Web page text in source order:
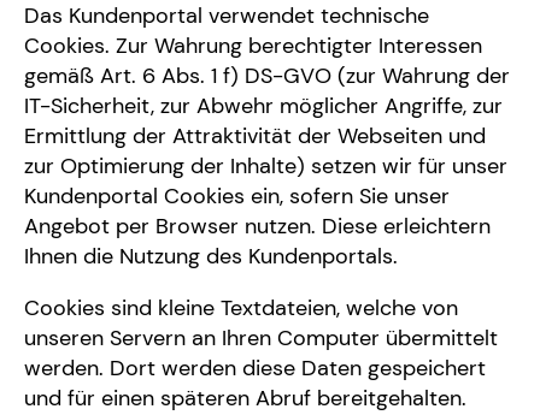
Das Kundenportal verwendet technische
Cookies. Zur Wahrung berechtigter Interessen
gemäß Art. 6 Abs. 1 f) DS-GVO (zur Wahrung der
IT-Sicherheit, zur Abwehr möglicher Angriffe, zur
Ermittlung der Attraktivität der Webseiten und
zur Optimierung der Inhalte) setzen wir für unser
Kundenportal Cookies ein, sofern Sie unser
Angebot per Browser nutzen. Diese erleichtern
Ihnen die Nutzung des Kundenportals.
Cookies sind kleine Textdateien, welche von
unseren Servern an Ihren Computer übermittelt
werden. Dort werden diese Daten gespeichert
und für einen späteren Abruf bereitgehalten.